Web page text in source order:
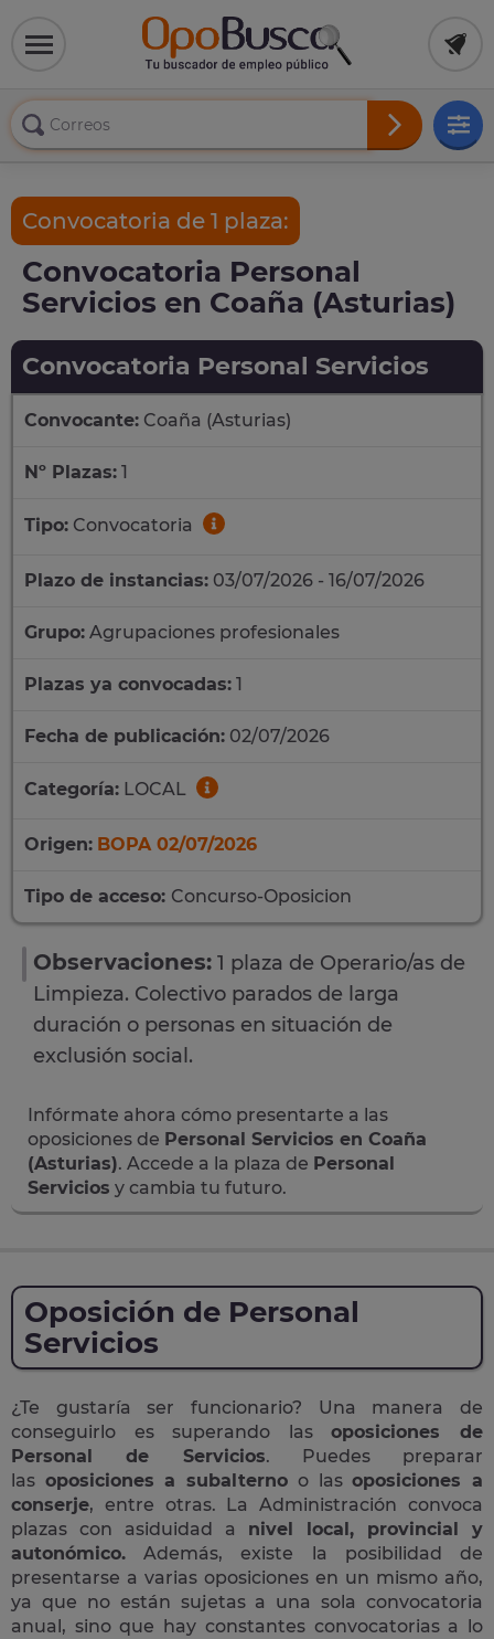
Convocatoria de 1 plaza:
Convocatoria Personal
Servicios en Coaña (Asturias)
Convocatoria Personal Servicios
Convocante: Coaña (Asturias)
Nº Plazas: 1
Tipo: Convocatoria
Plazo de instancias: 03/07/2026 - 16/07/2026
Grupo: Agrupaciones profesionales
Plazas ya convocadas: 1
Fecha de publicación: 02/07/2026
Categoría: LOCAL
Origen: BOPA 02/07/2026
Tipo de acceso: Concurso-Oposicion
Observaciones: 1 plaza de Operario/as de
Limpieza. Colectivo parados de larga
duración o personas en situación de
exclusión social.
Infórmate ahora cómo presentarte a las
oposiciones de Personal Servicios en Coaña
(Asturias). Accede a la plaza de Personal
Servicios y cambia tu futuro.
Oposición de Personal
Servicios
¿Te gustaría ser funcionario? Una manera de
conseguirlo es superando lasoposiciones de
Personal de Servicios. Puedes preparar
las oposiciones a subalterno o lasoposiciones a
conserje, entre otras. La Administración convoca
plazas con asiduidad a nivel local, provincial y
autonómico. Además, existe la posibilidad de
presentarse a varias oposiciones en un mismo año,
ya que no están sujetas a una sola convocatoria
anual, sino que hay constantes convocatorias a lo